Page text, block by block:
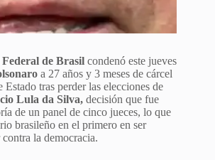
de Brasil condenó este jueves
a 27 años y 3 meses de cárcel
tras perder las elecciones de
Lula da Silva, decisión que fue
de un panel de cinco jueces, lo que
brasileño en el primero en ser
la democracia.